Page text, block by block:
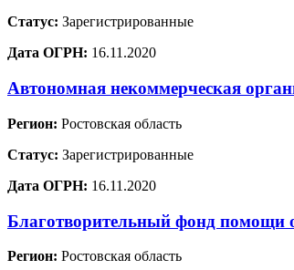
Статус: Зарегистрированные
Дата ОГРН: 16.11.2020
Автономная некоммерческая
Регион: Ростовская область
Статус: Зарегистрированные
Дата ОГРН: 16.11.2020
Благотворительный фонд
Регион: Ростовская область